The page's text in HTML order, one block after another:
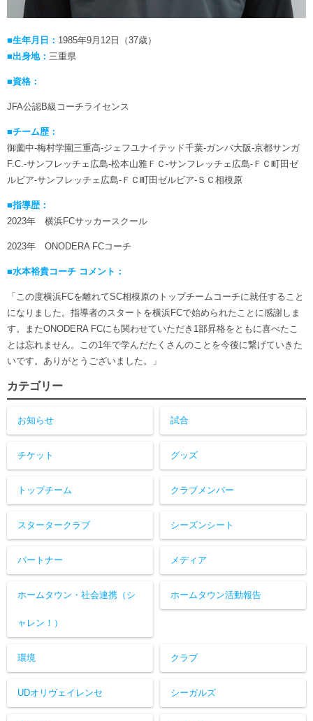
■生年月日： 1985年9月12日（37歳）
■出身地： 三重県
■資格：
JFA公認B級コーチライセンス
■チーム歴：
御薗中-梅村学園三重高-ジェフユナイテッド千葉-ガンバ大阪-京都サンガ
F.C.-サンフレッチェ広島-松本山雅ＦＣ-サンフレッチェ広島-ＦＣ町田ゼ
ルビア-サンフレッチェ広島-ＦＣ町田ゼルビア-ＳＣ相模原
■指導歴：
2023年 横浜FCサッカースクール
2023年 ONODERA FCコーチ
■水本裕貴コーチ コメント：
「この度横浜FCを離れてSC相模原のトップチームコーチに就任すること
になりました。指導者のスタートを横浜FCで始められたことに感謝しま
す。またONODERA FCにも関わせていただき1部昇格をともに喜べたこ
とは忘れません。この1年で学んだたくさんのことを今後に繋げていきた
いです。ありがとうございました。」
カテゴリー
お知らせ 試合
チケット グッズ
トップチーム クラブメンバー
スタータークラブ シーズンシート
パートナー メディア
ホームタウン・社会連携（シ
ャレン！）
ホームタウン活動報告
環境 クラブ
UDオリヴェイレンセ シーガルズ